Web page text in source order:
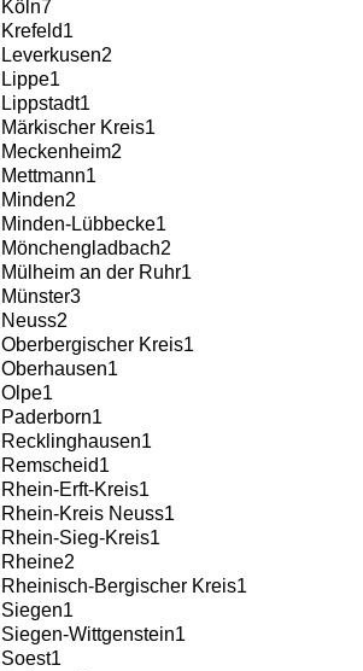
Köln7
Krefeld1
Leverkusen2
Lippe1
Lippstadt1
Märkischer Kreis1
Meckenheim2
Mettmann1
Minden2
Minden-Lübbecke1
Mönchengladbach2
Mülheim an der Ruhr1
Münster3
Neuss2
Oberbergischer Kreis1
Oberhausen1
Olpe1
Paderborn1
Recklinghausen1
Remscheid1
Rhein-Erft-Kreis1
Rhein-Kreis Neuss1
Rhein-Sieg-Kreis1
Rheine2
Rheinisch-Bergischer Kreis1
Siegen1
Siegen-Wittgenstein1
Soest1